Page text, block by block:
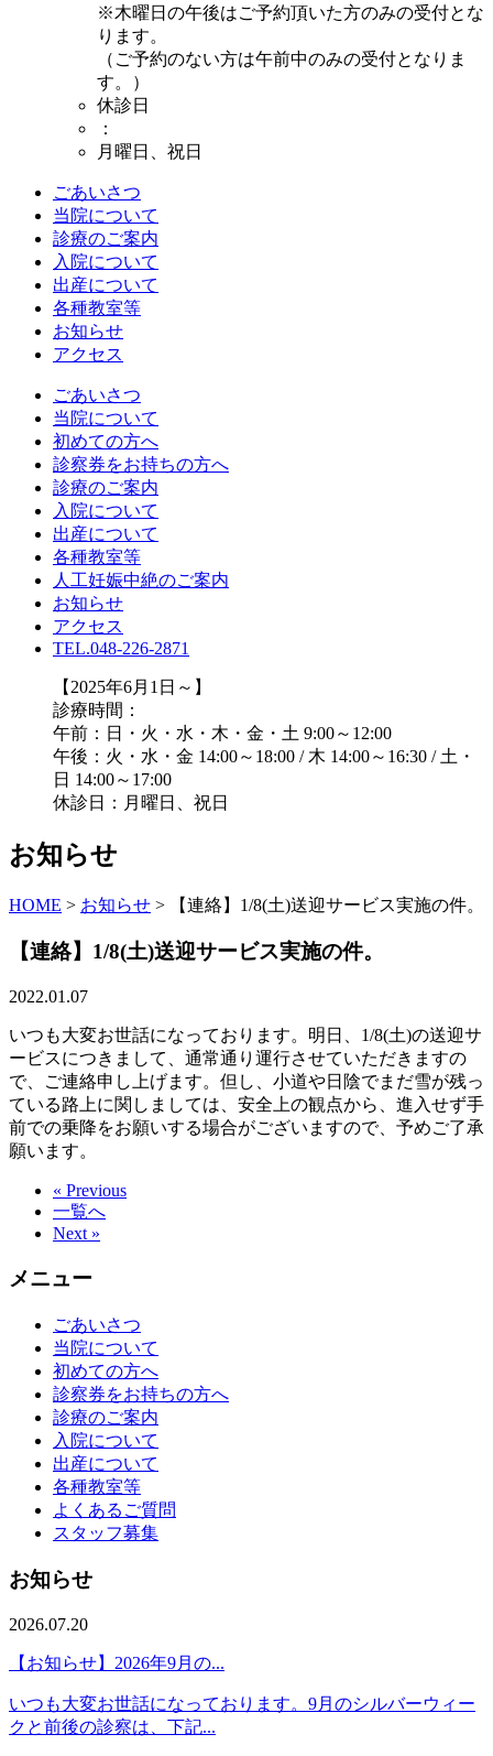
※木曜日の午後はご予約頂いた方のみの受付とな
ります。
（ご予約のない方は午前中のみの受付となりま
す。）
休診日
：
月曜日、祝日
ごあいさつ
当院について
診療のご案内
入院について
出産について
各種教室等
お知らせ
アクセス
ごあいさつ
当院について
初めての方へ
診察券をお持ちの方へ
診療のご案内
入院について
出産について
各種教室等
人工妊娠中絶のご案内
お知らせ
アクセス
TEL.048-226-2871
【2025年6月1日～】
診療時間：
午前：日・火・水・木・金・土 9:00～12:00
午後：火・水・金 14:00～18:00 / 木 14:00～16:30 / 土・
日 14:00～17:00
休診日：月曜日、祝日
お知らせ
HOME > お知らせ > 【連絡】1/8(土)送迎サービス実施の件。
【連絡】1/8(土)送迎サービス実施の件。
2022.01.07
いつも大変お世話になっております。明日、1/8(土)の送迎サ
ービスにつきまして、通常通り運行させていただきますの
で、ご連絡申し上げます。但し、小道や日陰でまだ雪が残っ
ている路上に関しましては、安全上の観点から、進入せず手
前での乗降をお願いする場合がございますので、予めご了承
願います。
« Previous
一覧へ
Next »
メニュー
ごあいさつ
当院について
初めての方へ
診察券をお持ちの方へ
診療のご案内
入院について
出産について
各種教室等
よくあるご質問
スタッフ募集
お知らせ
2026.07.20
【お知らせ】2026年9月の...
いつも大変お世話になっております。9月のシルバーウィー
クと前後の診察は、下記...